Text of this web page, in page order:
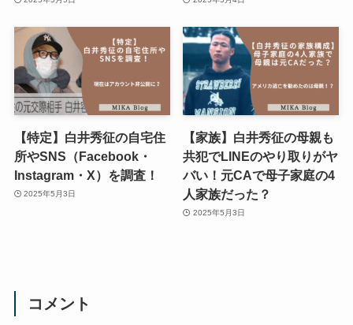
【特定】白井秀征の自宅住
所やSNS（Facebook・
Instagram・X）を調査！
2025年5月3日
【家族】白井秀征の母親も
共犯でLINEのやり取りがヤ
バい！元CAで母子家庭の4
人家族だった？
2025年5月3日
コメント